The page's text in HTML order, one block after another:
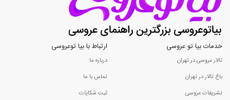
خدمات بیا تو عروسی
تالار عروسی در تهران
باغ تالار در تهران
تشریفات عروسی
ارتباط با بیا توعروسی
درباره ما
تماس با ما
ثبت شکایات